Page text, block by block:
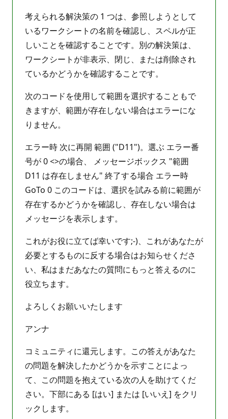
考えられる解決策の 1 つは、参照しようとして
いるワークシートの名前を確認し、スペルが正
しいことを確認することです。別の解決策は、
ワークシートが非表示、閉じ、または削除され
ているかどうかを確認することです。
次のコードを使用して範囲を選択することもで
きますが、範囲が存在しない場合はエラーにな
りません。
エラー時 次に再開 範囲 ("D11")。選ぶ エラー番
号が 0 <>の場合、 メッセージボックス "範囲
D11 は存在しません" 終了する場合 エラー時
GoTo 0 このコードは、選択を試みる前に範囲が
存在するかどうかを確認し、存在しない場合は
メッセージを表示します。
これがお役に立てば幸いです;-)、これがあなたが
必要とするものに反する場合はお知らせくださ
い、私はまだあなたの質問にもっと答えるのに
役立ちます。
よろしくお願いいたします
アンナ
コミュニティに還元します。この答えがあなた
の問題を解決したかどうかを示すことによっ
て、この問題を抱えている次の人を助けてくだ
さい。下部にある [はい] または [いいえ] をクリ
ックします。